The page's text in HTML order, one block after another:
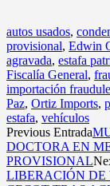
autos usados,
provisional, Edwin
agravada, estafa
Fiscalía General,
importación
Paz, Ortiz Imports,
estafa, vehículos
Previous Entrada
DOCTORA EN
PROVISIONAL
LIBERACIÓN DE